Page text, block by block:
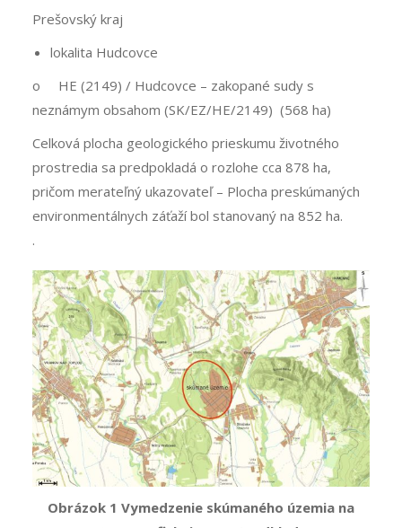
Prešovský kraj
lokalita Hudcovce
o HE (2149) / Hudcovce – zakopané sudy s
neznámym obsahom (SK/EZ/HE/2149) (568 ha)
Celková plocha geologického prieskumu životného
prostredia sa predpokladá o rozlohe cca 878 ha,
pričom merateľný ukazovateľ – Plocha preskúmaných
environmentálnych záťaží bol stanovaný na 852 ha.
.
Obrázok 1 Vymedzenie skúmaného územia na